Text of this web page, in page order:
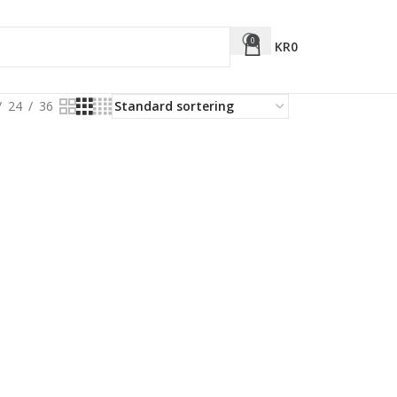
0 KR0
24 36